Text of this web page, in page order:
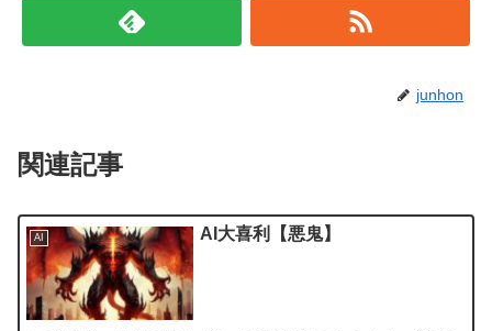
junhon
関連記事
AI AI大喜利【悪鬼】